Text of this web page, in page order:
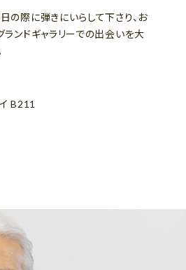
の際に弾きにいらして下さり、お
ランドギャラリーでの出会いを大
B211